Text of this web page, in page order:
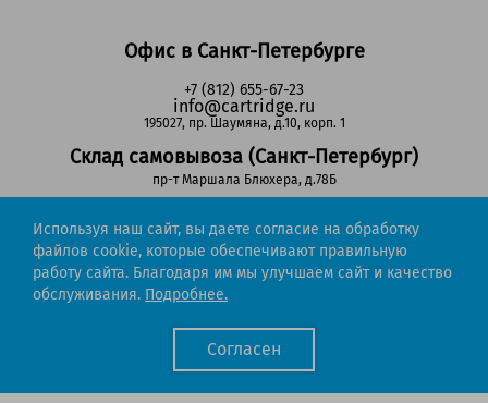
Офис в Санкт-Петербурге
+7 (812) 655-67-23
info@cartridge.ru
195027, пр. Шаумяна, д.10, корп. 1
Склад самовывоза (Санкт-Петербург)
пр-т Маршала Блюхера, д.78Б
Регионы РФ
8-800-302-51-53
(звонок бесплатный)
Cartridge.ru 2012-2026. Все права защищены
Используя наш сайт, вы даете согласие на обработку
файлов cookie, которые обеспечивают правильную
работу сайта. Благодаря им мы улучшаем сайт и качество
обслуживания. Подробнее.
Согласен